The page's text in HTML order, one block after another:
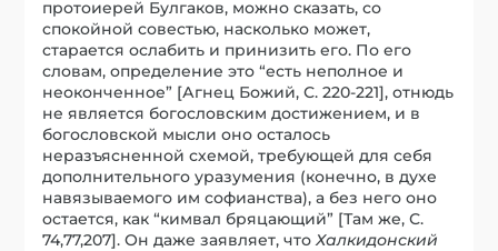
протоиерей Булгаков, можно сказать, со
спокойной совестью, насколько может,
старается ослабить и принизить его. По его
словам, определение это “есть неполное и
неоконченное” [Агнец Божий, С. 220-221], отнюдь
не является богословским достижением, и в
богословской мысли оно осталось
неразъясненной схемой, требующей для себя
дополнительного уразумения (конечно, в духе
навязываемого им софианства), а без него оно
остается, как “кимвал бряцающий” [Там же, С.
74,77,207]. Он даже заявляет, чтоХалкидонский